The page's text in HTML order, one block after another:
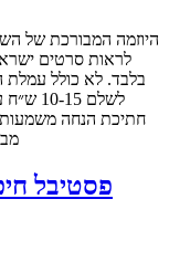
בלבד. לא כולל עמלת
חתיכת הנחה